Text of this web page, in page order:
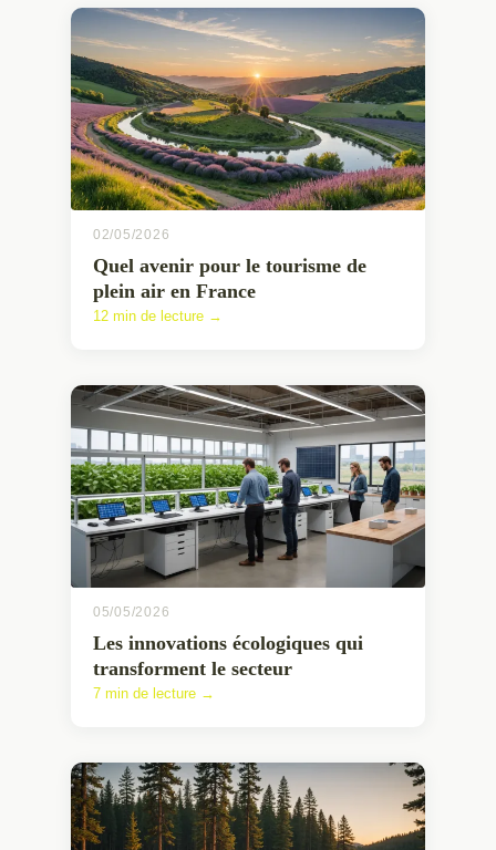
02/05/2026
Quel avenir pour le tourisme de
plein air en France
12 min de lecture →
05/05/2026
Les innovations écologiques qui
transforment le secteur
7 min de lecture →